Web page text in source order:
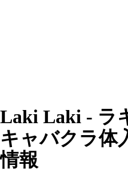
Laki Laki - ラ
キャバクラ体
情報